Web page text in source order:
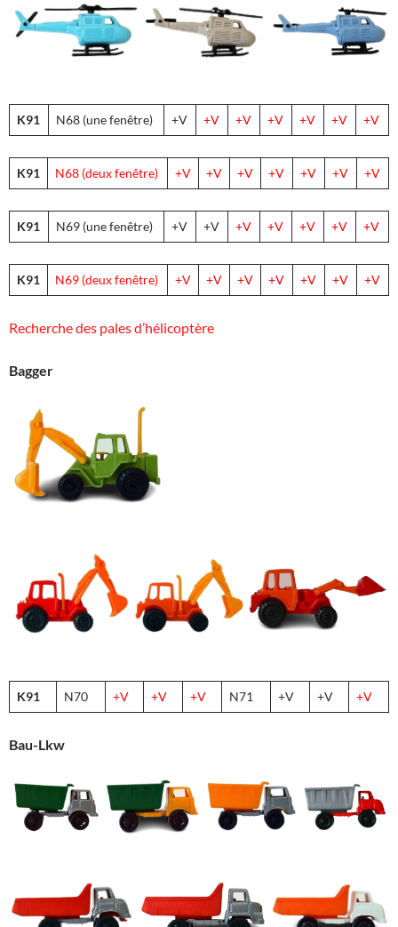
K91 N68 (une fenêtre) +V +V +V +V +V +V +V
K91 N68 (deux fenêtre) +V +V +V +V +V +V +V
K91 N69 (une fenêtre) +V +V +V +V +V +V +V
K91 N69 (deux fenêtre) +V +V +V +V +V +V +V
Recherche des pales d’hélicoptère
Bagger
K91 N70 +V +V +V N71 +V +V +V
Bau-Lkw